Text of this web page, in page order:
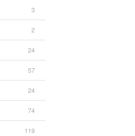
3
2
24
57
24
74
119